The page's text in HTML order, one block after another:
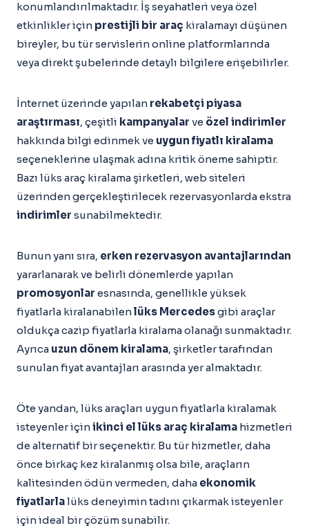
konumlandırılmaktadır. İş seyahatleri veya özel
etkinlikler için prestijli bir araç kiralamayı düşünen
bireyler, bu tür servislerin online platformlarında
veya direkt şubelerinde detaylı bilgilere erişebilirler.
İnternet üzerinde yapılan rekabetçi piyasa
araştırması, çeşitli kampanyalar ve özel indirimler
hakkında bilgi edinmek ve uygun fiyatlı kiralama
seçeneklerine ulaşmak adına kritik öneme sahiptir.
Bazı lüks araç kiralama şirketleri, web siteleri
üzerinden gerçekleştirilecek rezervasyonlarda ekstra
indirimler sunabilmektedir.
Bunun yanı sıra, erken rezervasyon avantajlarından
yararlanarak ve belirli dönemlerde yapılan
promosyonlar esnasında, genellikle yüksek
fiyatlarla kiralanabilenlüks Mercedesgibi araçlar
oldukça cazip fiyatlarla kiralama olanağı sunmaktadır.
Ayrıca uzun dönem kiralama, şirketler tarafından
sunulan fiyat avantajları arasında yer almaktadır.
Öte yandan, lüks araçları uygun fiyatlarla kiralamak
isteyenler içinikinci el lüks araç kiralama hizmetleri
de alternatif bir seçenektir. Bu tür hizmetler, daha
önce birkaç kez kiralanmış olsa bile, araçların
kalitesinden ödün vermeden, daha ekonomik
fiyatlarlalüks deneyimin tadını çıkarmak isteyenler
için ideal bir çözüm sunabilir.